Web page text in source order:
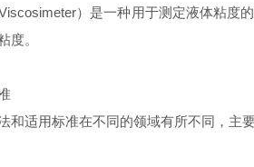
）是一种用于测定液体粘度
度。
和适用标准在不同的领域有所不同，主